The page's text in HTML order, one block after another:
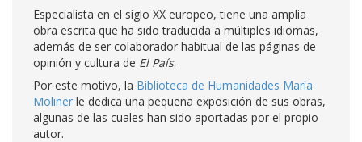
Especialista en el siglo XX europeo, tiene una amplia
obra escrita que ha sido traducida a múltiples idiomas,
además de ser colaborador habitual de las páginas de
opinión y cultura de El País.
Por este motivo, la Biblioteca de Humanidades María
Moliner le dedica una pequeña exposición de sus obras,
algunas de las cuales han sido aportadas por el propio
autor.